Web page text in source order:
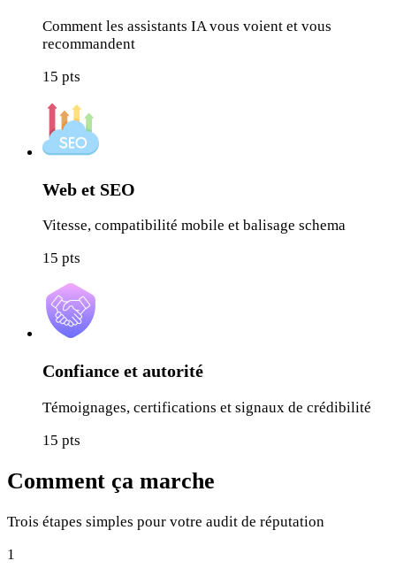
Comment les assistants IA vous voient et vous
recommandent
15 pts
Web et SEO
Vitesse, compatibilité mobile et balisage schema
15 pts
Confiance et autorité
Témoignages, certifications et signaux de crédibilité
15 pts
Comment ça marche
Trois étapes simples pour votre audit de réputation
1